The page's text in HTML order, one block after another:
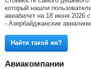
который нашли
авиабилет на 18 июня 2026
- Азербайджанские
Найти такой же?
Авиакомпании